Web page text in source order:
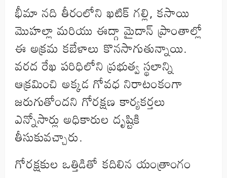
భీమా నది తీరంలోని ఖటిక్ గల్లి, కసాయి
మొహల్లా మరియు ఈద్గా మైదాన్ ప్రాంతాల్లో
ఈ అక్రమ కబేళాలు కొనసాగుతున్నాయి.
వరద రేఖ పరిధిలోని ప్రభుత్వ స్థలాన్ని
ఆక్రమించి అక్కడ గోవధ నిరాటంకంగా
జరుగుతోందని గోరక్షణ కార్యకర్తలు
ఎన్నోసార్లు అధికారుల దృష్టికి
తీసుకువచ్చారు.
గోరక్షకుల ఒత్తిడితో కదిలిన యంత్రాంగం